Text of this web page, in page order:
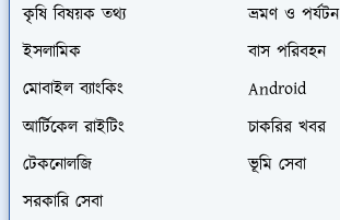
কৃষি বিষয়ক তথ্য
ভ্রমণ ও পর্যটন
ইসলামিক
বাস পরিবহন
মোবাইল ব্যাংকিং
Android
আর্টিকেল রাইটিং
চাকরির খবর
টেকনোলজি
ভূমি সেবা
সরকারি সেবা